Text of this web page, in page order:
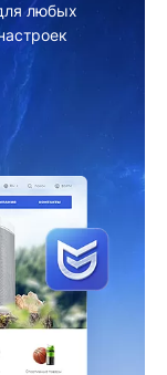
любых